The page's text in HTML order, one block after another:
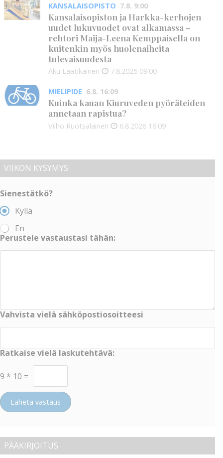
KANSALAISOPISTO 7.8. 9:00
Kansalaisopiston ja Harkka-kerhojen
uudet lukuvuodet ovat alkamassa –
rehtori Maija-Leena Kemppaisella on
kuitenkin myös huolenaiheita
tulevaisuudesta
Aku Laatikainen 7.8.2026 09:00
MIELIPIDE 6.8. 16:09
Kuinka kauan Kiuruveden pyöräteiden
annetaan rapistua?
Vilho Ruotsalainen 6.8.2026 16:09
VIIKON KYSYMYS
Sienestätkö?
Kyllä
En
Perustele vastaustasi tähän:
Vahvista vielä sähköpostiosoitteesi
Ratkaise vielä laskutehtävä:
9 * 10 =
Lähetä vastaus
PÄÄKIRJOITUS